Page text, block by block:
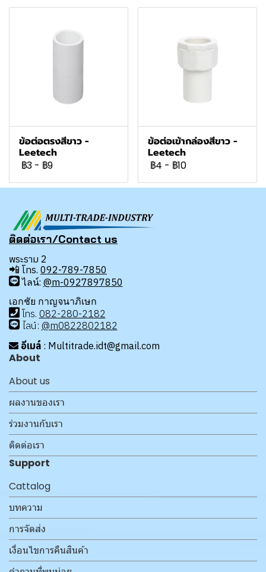
ข้อต่อตรงสีขาว -
Leetech
฿3 - ฿9
ข้อต่อเข้ากล่องสีขาว -
Leetech
฿4 - ฿10
ติดต่อเรา/Contact us
พระราม 2
📲 โทร. 092-789-7850
ไลน์: @m-0927897850
เอกชัย กาญจนาภิเษก
โทร. 082-280-2182
ไลน์: @m0822802182
อีเมล์ : Multitrade.idt@gmail.com
About
About us
ผลงานของเรา
ร่วมงานกับเรา
ติดต่อเรา
Support
Cattalog
บทความ
การจัดส่ง
เงื่อนไขการคืนสินค้า